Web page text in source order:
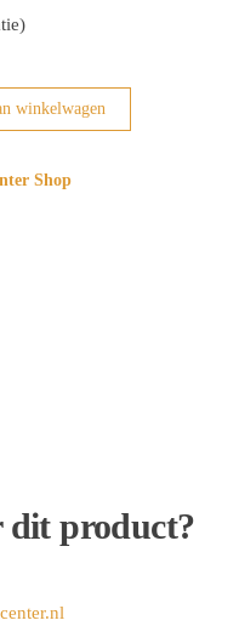
winkelwagen
Shop
dit product?